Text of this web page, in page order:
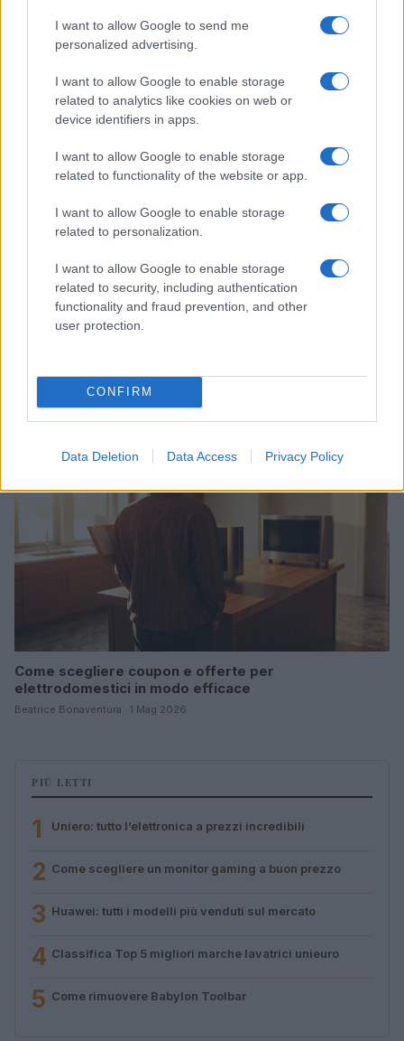
I want to allow Google to send me
personalized advertising.
I want to allow Google to enable storage
related to analytics like cookies on web or
device identifiers in apps.
I want to allow Google to enable storage
related to functionality of the website or app.
I want to allow Google to enable storage
related to personalization.
I want to allow Google to enable storage
related to security, including authentication
functionality and fraud prevention, and other
user protection.
CONFIRM
Data Deletion Data Access Privacy Policy
Amazon Prime Day 2026: sconti su tech,
elettrodomestici e molto altro
Davide Ferraro · 26 Giu 2026
ELETTRONICA
Come trovare offerte tecnologiche e confrontare i
prezzi online in modo efficace
ELETTRONICA
Come scegliere coupon e offerte per
elettrodomestici in modo efficace
Beatrice Bonaventura · 1 Mag 2026
PIÙ LETTI
1 Uniero: tutto l’elettronica a prezzi incredibili
2 Come scegliere un monitor gaming a buon prezzo
3 Huawei: tutti i modelli più venduti sul mercato
4 Classifica Top 5 migliori marche lavatrici unieuro
5 Come rimuovere Babylon Toolbar